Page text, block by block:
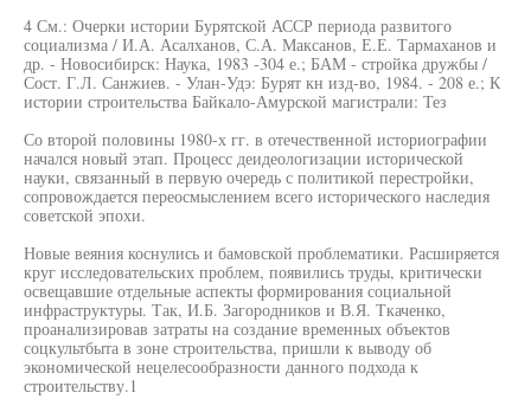
4 См.: Очерки истории Бурятской АССР периода развитого
социализма / И.А. Асалханов, С.А. Максанов, Е.Е. Тармаханов и
др. - Новосибирск: Наука, 1983 -304 е.; БАМ - стройка дружбы /
Сост. Г.Л. Санжиев. - Улан-Удэ: Бурят кн изд-во, 1984. - 208 е.; К
истории строительства Байкало-Амурской магистрали: Тез
Со второй половины 1980-х гг. в отечественной историографии
начался новый этап. Процесс деидеологизации исторической
науки, связанный в первую очередь с политикой перестройки,
сопровождается переосмыслением всего исторического наследия
советской эпохи.
Новые веяния коснулись и бамовской проблематики. Расширяется
круг исследовательских проблем, появились труды, критически
освещавшие отдельные аспекты формирования социальной
инфраструктуры. Так, И.Б. Загородников и В.Я. Ткаченко,
проанализировав затраты на создание временных объектов
соцкультбыта в зоне строительства, пришли к выводу об
экономической нецелесообразности данного подхода к
строительству.1